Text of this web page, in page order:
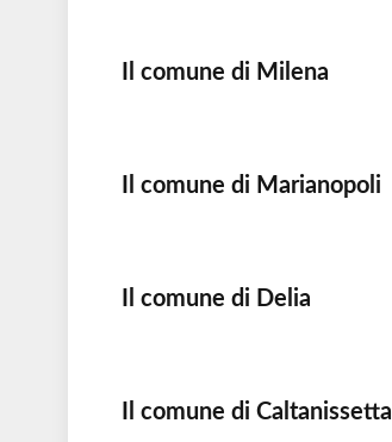
Il comune di Milena
Il comune di Marianopoli
Il comune di Delia
Il comune di Caltanissetta